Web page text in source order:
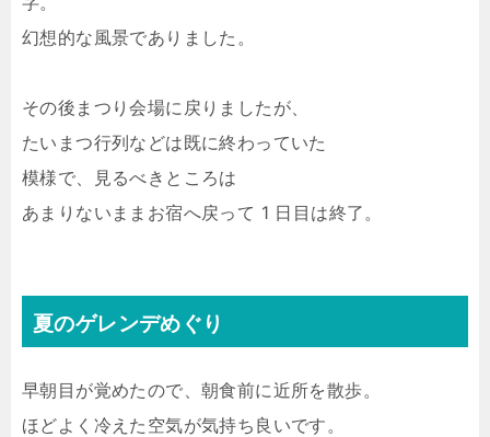
幻想的な風景でありました。
その後まつり会場に戻りましたが、
たいまつ行列などは既に終わっていた
模様で、見るべきところは
あまりないままお宿へ戻って 1 日目は終了。
夏のゲレンデめぐり
早朝目が覚めたので、朝食前に近所を散歩。
ほどよく冷えた空気が気持ち良いです。